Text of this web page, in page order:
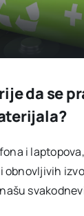
da se
i